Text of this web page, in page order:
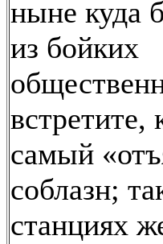
ныне куда
из бойких
встретите,
самый
соблазн;
станциях